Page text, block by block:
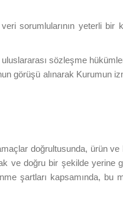
sorumlularının yeterli bir
sözleşme
alınarak Kurumun
doğrultusunda, ürün
ve doğru bir şekilde yerine
şartları kapsamında,